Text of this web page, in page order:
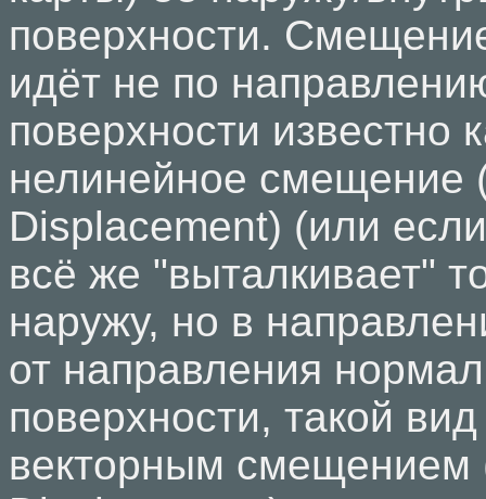
поверхности.
идёт не по
поверхности известно
нелинейное смещение
Displacement) (или
всё же "выталкивает"
наружу, но в
от направления
поверхности, такой
векторным смещением